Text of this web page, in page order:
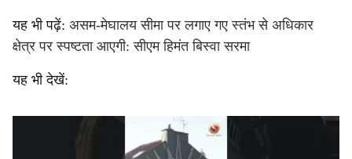
यह भी पढ़ें: असम-मेघालय सीमा पर लगाए गए स्तंभ से अधिकार
क्षेत्र पर स्पष्टता आएगी: सीएम हिमंत बिस्वा सरमा
यह भी देखें: